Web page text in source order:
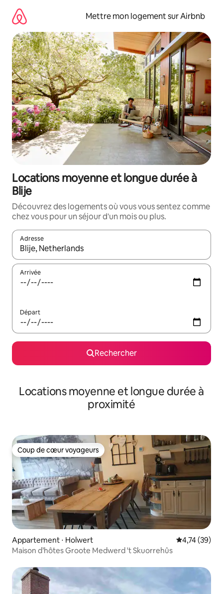
directement
contenu
Mettre mon logement sur Airbnb
Locations moyenne et longue durée à
Blije
Découvrez des logements où vous vous sentez comme
chez vous pour un séjour d'un mois ou plus.
Adresse
Lorsque les résultats s'affichent, utilisez les flèches vers le
Arrivée
Départ
Rechercher
Locations moyenne et longue durée à
proximité
Coup de cœur voyageurs
Coup de cœur voyageurs
Appartement ⋅ Holwert Évaluation
4,74 (39)
Maison d’hôtes Groote Medwerd 't Skuorrehûs